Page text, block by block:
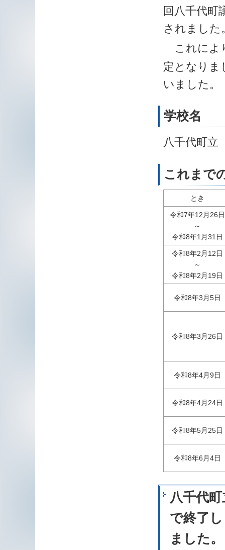
回八千代町
されました
これによ
定となりま
いました。
学校名
八千代町
これまで
とき
令和7年12月26日
～
令和8年1月31日
令和8年2月12日
～
令和8年2月19日
令和8年3月5日
令和8年3月26日
令和8年4月9日
令和8年4月24日
令和8年5月25日
令和8年6月4日
八千代
で終了
ました。